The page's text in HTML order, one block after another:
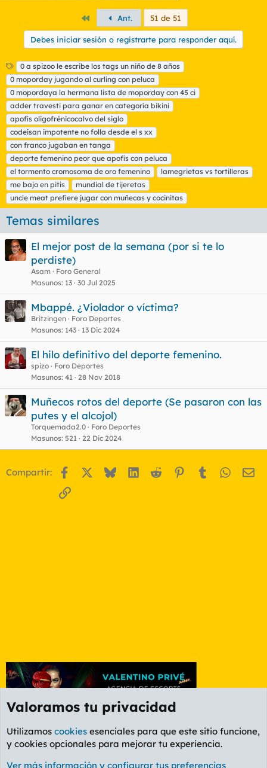
PrimeroAnt. 51 de 51
Debes iniciar sesión o registrarte para responder aquí.
E
t
i
q
u
e
t
a
s
0 a spizoo le escribe los tags un niño de 8 años
0 moporday jugando al curling con peluca
0 mopordaya la hermana lista de moporday con 45 ci
adder travesti para ganar en categoría bikini
apofis oligofrénicocalvo del siglo
codeisan impotente no folla desde el s xx
con franco jugaban en tanga
deporte femenino peor que apofis con peluca
el tormento cromosoma de oro femenino
lamegrietas vs tortilleras
me bajo en pitis
mundial de tijeretas
uncle meat prefiere jugar con muñecas y cocinitas
Temas similares
El mejor post de la semana (por si te lo
perdiste)
Asam
Foro General
Masunos 13 30 Jul 2025
Mbappé. ¿Violador o víctima?
Britzingen
Foro Deportes
Masunos 143 13 Dic 2024
El hilo definitivo del deporte femenino.
spizo
Foro Deportes
Masunos 41 28 Nov 2018
Muñecos rotos del deporte (Se pasaron con las
putes y el alcojol)
Torquemada2.0
Foro Deportes
Masunos 521 22 Dic 2024
Compartir: Facebook BlueskyLinkedIn
Reddit Pinterest
Tumblr
Enlace
Foro Deportes
Valoramos tu privacidad
Utilizamos cookies esenciales para que este sitio funcione,
y cookies opcionales para mejorar tu experiencia.
Ver más información y configurar tus preferencias